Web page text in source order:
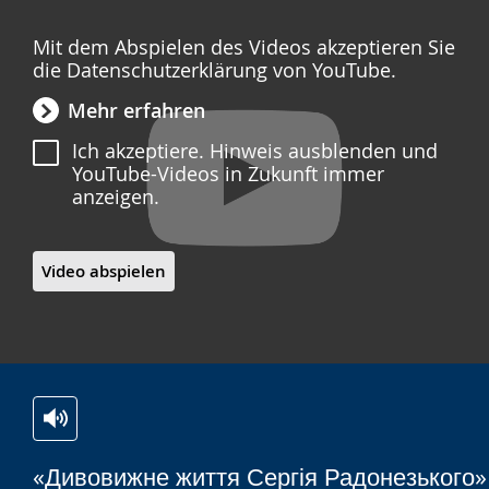
Mit dem Abspielen des Videos akzeptieren Sie
die Datenschutzerklärung von YouTube.
Mehr erfahren
Ich akzeptiere. Hinweis ausblenden und
YouTube-Videos in Zukunft immer
anzeigen.
Video abspielen
«Дивовижне життя Сергія Радонезького»